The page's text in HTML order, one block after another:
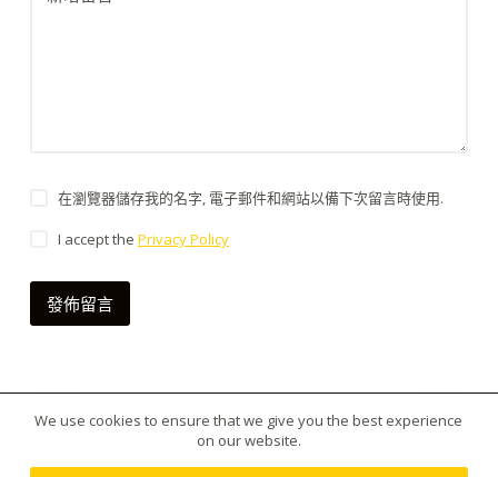
在瀏覽器儲存我的名字, 電子郵件和網站以備下次留言時使用.
I accept thePrivacy Policy
發佈留言
版權所有 © 2026 台灣虎王藥局|犀利士|威而鋼|日本藤
We use cookies to ensure that we give you the best experience
on our website.